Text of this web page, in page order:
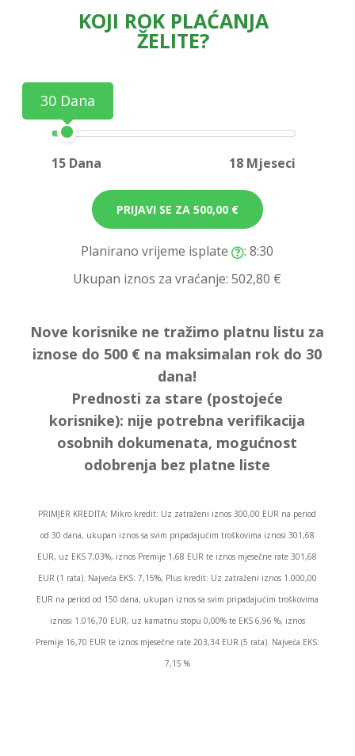
KOJI ROK PLAĆANJA
ŽELITE?
30 Dana
15 Dana 18 Mjeseci
PRIJAVI SE ZA 500,00 €
Planirano vrijeme isplate
: 8:30
Ukupan iznos za vraćanje:502,80 €
Nove korisnike ne tražimo platnu listu za
iznose do 500 € na maksimalan rok do 30
dana!
Prednosti za stare (postojeće
korisnike): nije potrebna verifikacija
osobnih dokumenata, mogućnost
odobrenja bez platne liste
PRIMJER KREDITA: Mikro kredit: Uz zatraženi iznos 300,00 EUR na period
od 30 dana, ukupan iznos sa svim pripadajućim troškovima iznosi 301,68
EUR, uz EKS 7,03%, iznos Premije 1,68 EUR te iznos mjesečne rate 301,68
EUR (1 rata). Najveća EKS: 7,15%, Plus kredit: Uz zatraženi iznos 1.000,00
EUR na period od 150 dana, ukupan iznos sa svim pripadajućim troškovima
iznosi 1.016,70 EUR, uz kamatnu stopu 0,00% te EKS 6,96 %, iznos
Premije 16,70 EUR te iznos mjesečne rate 203,34 EUR (5 rata). Najveća EKS:
7,15 %